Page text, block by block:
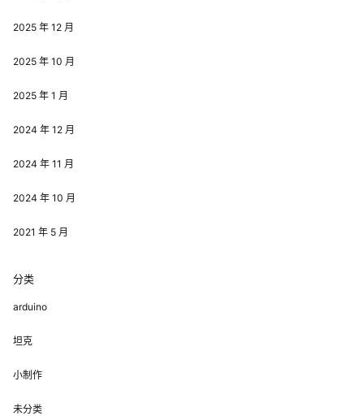
2025 年 12 月
2025 年 10 月
2025 年 1 月
2024 年 12 月
2024 年 11 月
2024 年 10 月
2021 年 5 月
分类
arduino
坦克
小制作
未分类